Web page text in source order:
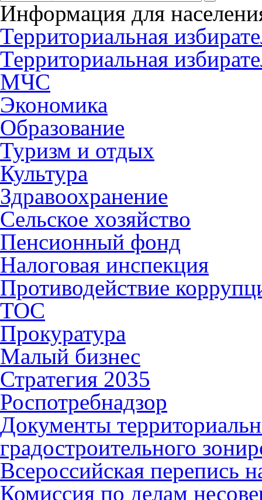
Информация для
Территориальная
Территориальная
МЧС
Экономика
Образование
Туризм и отдых
Культура
Здравоохранение
Сельское хозяйство
Пенсионный фонд
Налоговая инспекция
Противодействие
ТОС
Прокуратура
Малый бизнес
Стратегия 2035
Роспотребнадзор
Документы
градостроительного
Всероссийская перепись
Комиссия по делам